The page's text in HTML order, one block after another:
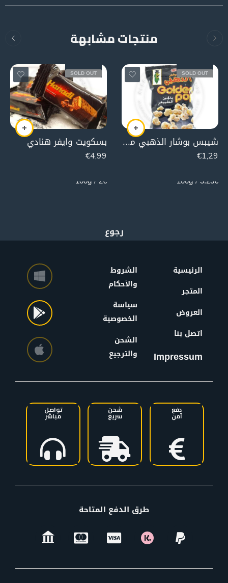
منتجات مشابهة
SOLD OUT
شيبس بوشار الذهبي مستر كورن (جبن طبيعي)
€1,29
3.23€ / 100g
SOLD OUT
بسكويت وايفر هنادي
€4,99
2€ / 100g
الرئيسية
المتجر
العروض
اتصل بنا
Impressum
الشروط
والأحكام
سياسة
الخصوصية
الشحن
والترجيع
دفع
آمن
شحن
سريع
تواصل
مباشر
طرق الدفع المتاحة